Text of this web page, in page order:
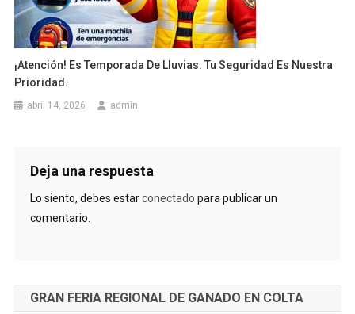
¡Atención! Es Temporada De Lluvias: Tu Seguridad Es Nuestra
Prioridad.
abril 14, 2026 admin
Deja una respuesta
Lo siento, debes estarconectado para publicar un
comentario.
GRAN FERIA REGIONAL DE GANADO EN COLTA